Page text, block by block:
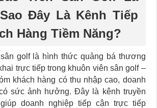
Đây Là Kênh Tiếp
Hàng Tiềm Năng?
golf là hình thức quảng bá thương
trực tiếp trong khuôn viên sân golf –
khách hàng có thu nhập cao, doanh
sức ảnh hưởng. Đây là kênh truyền
doanh nghiệp tiếp cận trực tiếp